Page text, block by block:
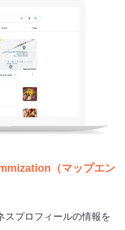
（マップエン
スプロフィールの情報を